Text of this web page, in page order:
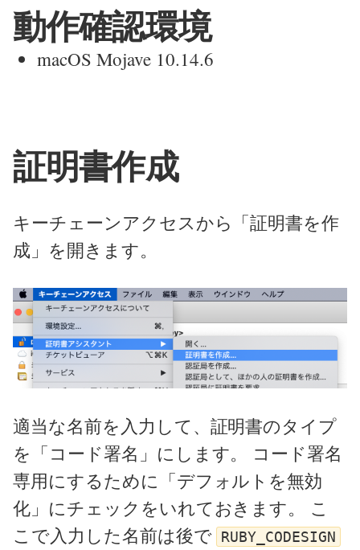
動作確認環境
macOS Mojave 10.14.6
証明書作成
キーチェーンアクセスから「証明書を作
成」を開きます。
適当な名前を入力して、証明書のタイプ
を「コード署名」にします。 コード署名
専用にするために「デフォルトを無効
化」にチェックをいれておきます。 こ
こで入力した名前は後で RUBY_CODESIGN